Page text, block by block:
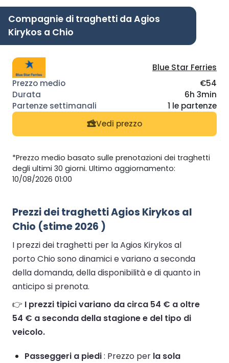
Compagnie di traghetti da Agios
Kirykos a Chio
Blue Star Ferries
€54
6h 3min
1 le partenze
Vedi prezzo
*Prezzo medio basato sulle prenotazioni dei traghetti
degli ultimi 30 giorni. Ultimo aggiornamento:
10/08/2026 01:00
Prezzi dei traghetti Agios Kirykos al
Chio (stime 2026 )
I prezzi dei traghetti per la Agios Kirykos al
porto Chio sono dinamici e variano a seconda
della domanda, della disponibilità e di quanto in
anticipo si prenota.
👉 I prezzi tipici variano da circa 54 € a oltre
54 € a seconda della stagione e del tipo di
veicolo.
Passeggeri a piedi: Prezzo per la sola